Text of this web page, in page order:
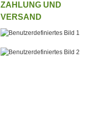
ZAHLUNG UND
VERSAND